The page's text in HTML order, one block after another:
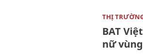
THỊ
BAT
nữ